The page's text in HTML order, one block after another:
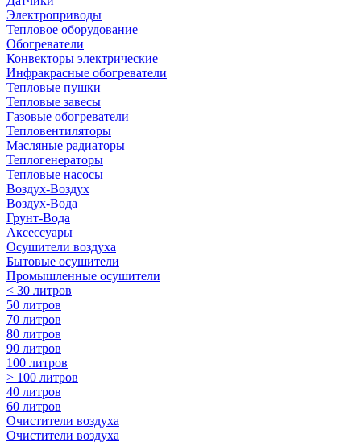
Электроприводы
Тепловое оборудование
Обогреватели
Конвекторы электрические
Инфракрасные обогреватели
Тепловые пушки
Тепловые завесы
Газовые обогреватели
Тепловентиляторы
Масляные радиаторы
Теплогенераторы
Тепловые насосы
Воздух-Воздух
Воздух-Вода
Грунт-Вода
Аксессуары
Осушители воздуха
Бытовые осушители
Промышленные осушители
< 30 литров
50 литров
70 литров
80 литров
90 литров
100 литров
> 100 литров
40 литров
60 литров
Очистители воздуха
Очистители воздуха